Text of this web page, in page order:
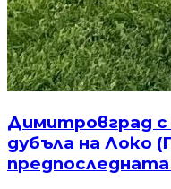
Димитровград
дубъла на Локо